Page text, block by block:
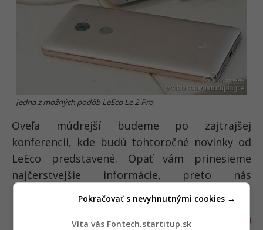
Jedna z možných podôb LeEco Le 2 Pro
Oveľa múdrejší budeme po zajtrajšej
konferencii, kde budú tohtoročné novinky od
LeEco predstavené. Opäť vám prinesieme
najčerstvejšie informácie, preto nás
Zdroj:GFXbench.com
Víta vás Fontech.startitup.sk
Pokračovať s nevyhnutnými cookies →